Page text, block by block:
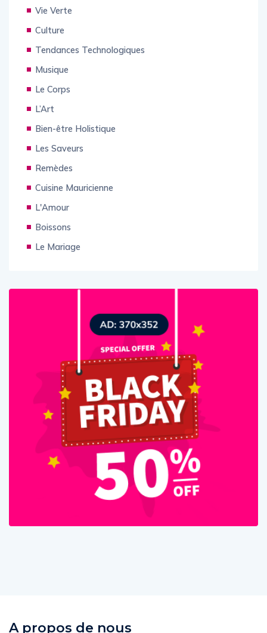
Vie Verte
Culture
Tendances Technologiques
Musique
Le Corps
L’Art
Bien-être Holistique
Les Saveurs
Remèdes
Cuisine Mauricienne
L'Amour
Boissons
Le Mariage
A propos de nous